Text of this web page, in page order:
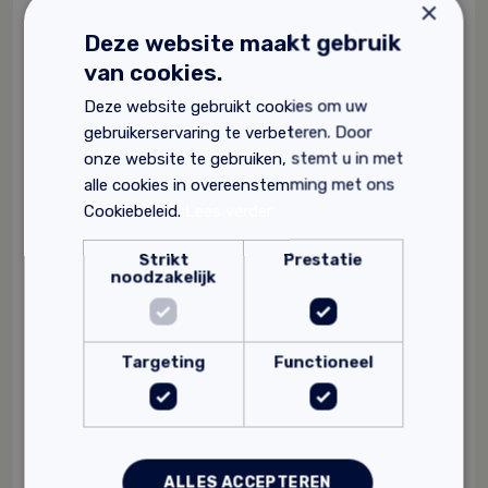
Pro Clima Tescon Invis Tape
×
Deze website maakt gebruik
van cookies.
Deze website gebruikt cookies om uw
gebruikerservaring te verbeteren. Door
onze website te gebruiken, stemt u in met
alle cookies in overeenstemming met ons
Cookiebeleid.
Strikt
noodzakelijk
Prestatie
Targeting Functioneel
ALLES ACCEPTEREN